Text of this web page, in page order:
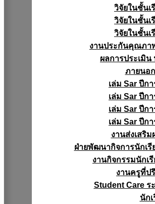
วิจัยในชั้นเ
วิจัยในชั้นเ
วิจัยในชั้นเ
งานประกันคุณภา
ผลการประเมิ
ภายนอ
เล่ม Sar ปีก
เล่ม Sar ปีก
เล่ม Sar ปีก
เล่ม Sar ปีก
งานส่งเสริม
ฝ่ายพัฒนากิจการนักเ
งานกิจกรรมนักเ
งานครูที่ป
Student Care ร
นัก